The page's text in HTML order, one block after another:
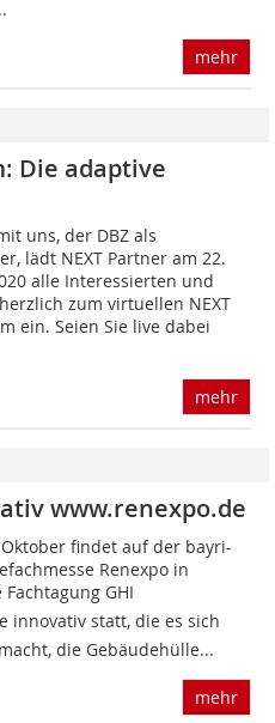
mehr
Die adaptive
uns, der DBZ als
lädt NEXT Partner am 22.
alle Interessierten und
zum virtuellen NEXT
ein. Seien Sie live dabei
mehr
www.renexpo.de
findet auf der bayri-
Renexpo in
GHI 
innovativ statt, die es sich
die Gebäudehülle...
mehr